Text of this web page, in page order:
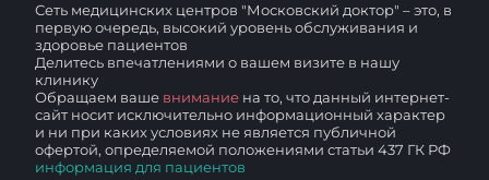
Сеть медицинских центров "Московский доктор" – это, в
первую очередь, высокий уровень обслуживания и
здоровье пациентов
Делитесь впечатлениями о вашем визите в нашу
клинику
Обращаем ваше внимание на то, что данный интернет-
сайт носит исключительно информационный характер
и ни при каких условиях не является публичной
офертой, определяемой положениями статьи 437 ГК РФ
информация для пациентов